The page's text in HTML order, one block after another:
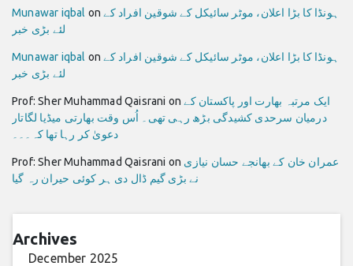
Munawar iqbal on ہونڈا کا بڑا اعلان، موٹر سائیکل کے شوقین افراد کے
لئے بڑی خبر
Munawar iqbal on ہونڈا کا بڑا اعلان، موٹر سائیکل کے شوقین افراد کے
لئے بڑی خبر
Prof: Sher Muhammad Qaisrani on ایک مرتبہ بھارت اور پاکستان کے
درمیان سرحدی کشیدگی بڑھ رہی تھی۔ اُس وقت بھارتی میڈیا لگاتار
دعویٰ کر رہا تھا کہ۔۔۔
Prof: Sher Muhammad Qaisrani on عمران خان کے بھانجے حسان نیازی
نے بڑی گیم ڈال دی ہر کوئی حیران رہ گیا
Archives
December 2025